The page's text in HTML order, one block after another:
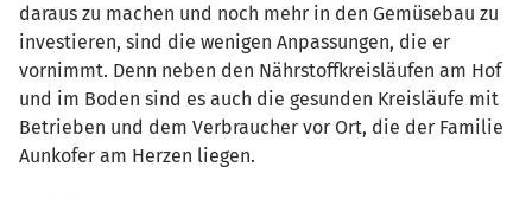
daraus zu machen und noch mehr in den Gemüsebau zu
investieren, sind die wenigen Anpassungen, die er
vornimmt. Denn neben den Nährstoffkreisläufen am Hof
und im Boden sind es auch die gesunden Kreisläufe mit
Betrieben und dem Verbraucher vor Ort, die der Familie
Aunkofer am Herzen liegen.